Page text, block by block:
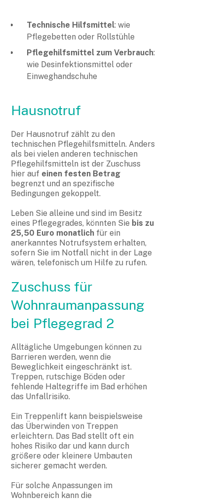
Technische Hilfsmittel: wie
Pflegebetten oder Rollstühle
Pflegehilfsmittel zum Verbrauch:
wie Desinfektionsmittel oder
Einweghandschuhe
Hausnotruf
Der Hausnotruf zählt zu den
technischen Pflegehilfsmitteln. Anders
als bei vielen anderen technischen
Pflegehilfsmitteln ist der Zuschuss
hier auf einen festen Betrag
begrenzt und an spezifische
Bedingungen gekoppelt.
Leben Sie alleine und sind im Besitz
eines Pflegegrades, könnten Sie bis zu
25,50 Euro monatlich für ein
anerkanntes Notrufsystem erhalten,
sofern Sie im Notfall nicht in der Lage
wären, telefonisch um Hilfe zu rufen.
Zuschuss für
Wohnraumanpassung
bei Pflegegrad 2
Alltägliche Umgebungen können zu
Barrieren werden, wenn die
Beweglichkeit eingeschränkt ist.
Treppen, rutschige Böden oder
fehlende Haltegriffe im Bad erhöhen
das Unfallrisiko.
Ein Treppenlift kann beispielsweise
das Überwinden von Treppen
erleichtern. Das Bad stellt oft ein
hohes Risiko dar und kann durch
größere oder kleinere Umbauten
sicherer gemacht werden.
Für solche Anpassungen im
Wohnbereich kann die